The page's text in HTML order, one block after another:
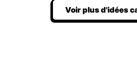
Voir plus d'idées